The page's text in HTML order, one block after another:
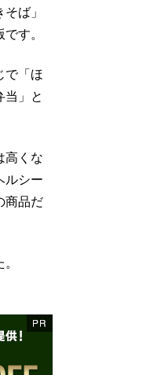
ば」
す。
で「ほ
当」と
高くな
ルシー
商品だ